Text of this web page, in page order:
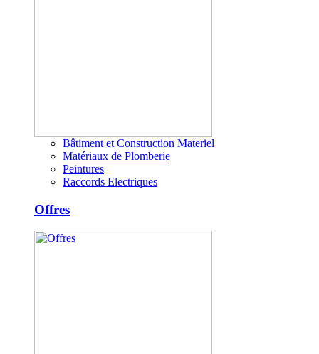
Bâtiment et Construction Materiel
Matériaux de Plomberie
Peintures
Raccords Electriques
Offres